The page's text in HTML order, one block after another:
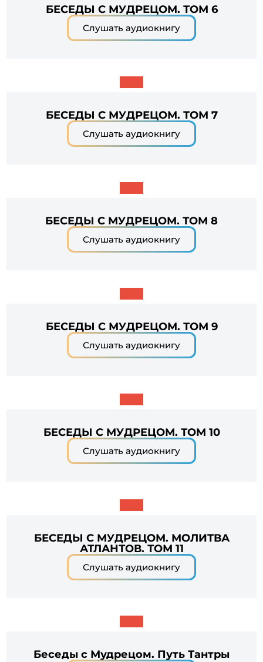
БЕСЕДЫ С МУДРЕЦОМ. ТОМ 6
Слушать аудиокнигу
БЕСЕДЫ С МУДРЕЦОМ. ТОМ 7
Слушать аудиокнигу
БЕСЕДЫ С МУДРЕЦОМ. ТОМ 8
Слушать аудиокнигу
БЕСЕДЫ С МУДРЕЦОМ. ТОМ 9
Слушать аудиокнигу
БЕСЕДЫ С МУДРЕЦОМ. ТОМ 10
Слушать аудиокнигу
БЕСЕДЫ С МУДРЕЦОМ. МОЛИТВА
АТЛАНТОВ. ТОМ 11
Слушать аудиокнигу
Беседы с Мудрецом. Путь Тантры